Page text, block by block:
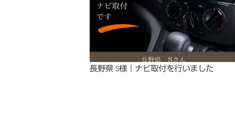
長野県 S様｜ナビ取付を行いました